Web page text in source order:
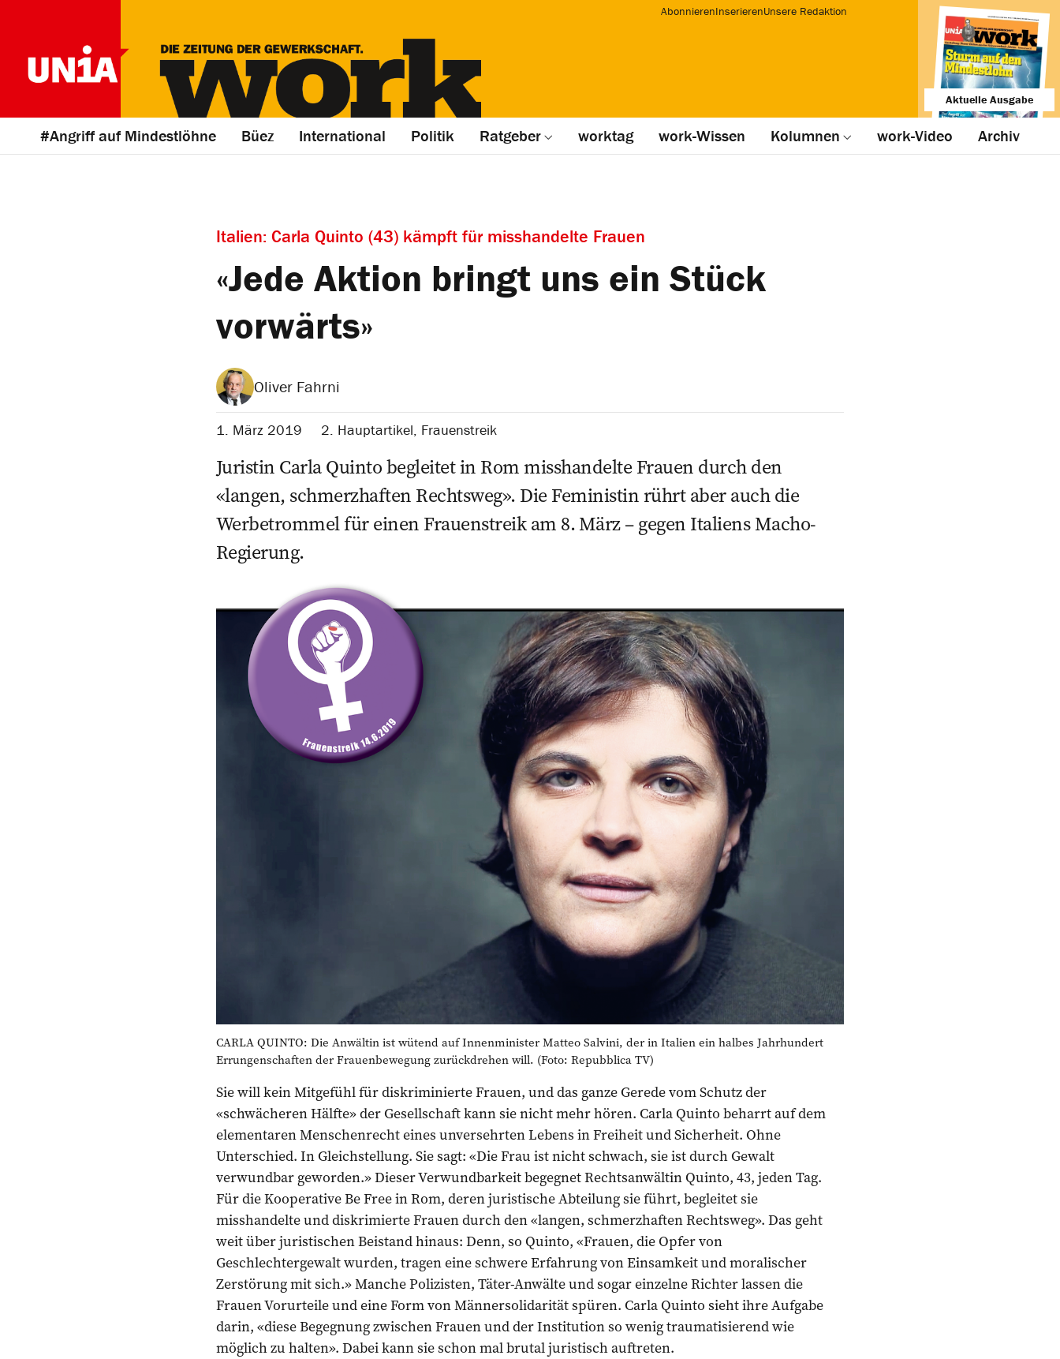
AbonnierenInserierenUnsere Redaktion
Aktuelle Ausgabe
#Angriff auf Mindestlöhne Büez International Politik Ratgeber worktag work-Wissen Kolumnen work-Video Archiv
Italien: Carla Quinto (43) kämpft für misshandelte Frauen
«Jede Aktion bringt uns ein Stück
vorwärts»
Oliver Fahrni
1. März 2019 2. Hauptartikel, Frauenstreik
Juristin Carla Quinto begleitet in Rom misshandelte Frauen durch den
«langen, schmerzhaften Rechtsweg». Die Feministin rührt aber auch die
Werbetrommel für einen Frauenstreik am 8. März – gegen Italiens Macho-
Regierung.
CARLA QUINTO: Die Anwältin ist wütend auf Innenminister Matteo Salvini, der in Italien ein halbes Jahrhundert
Errungenschaften der Frauenbewegung zurückdrehen will. (Foto: Repubblica TV)
Sie will kein Mitgefühl für diskriminierte Frauen, und das ganze Gerede vom Schutz der
«schwächeren Hälfte» der Gesellschaft kann sie nicht mehr hören. Carla Quinto beharrt auf dem
elementaren Menschenrecht eines unversehrten Lebens in Freiheit und Sicherheit. Ohne
Unterschied. In Gleichstellung. Sie sagt: «Die Frau ist nicht schwach, sie ist durch Gewalt
verwundbar geworden.» Dieser Verwundbarkeit begegnet Rechtsanwältin Quinto, 43, jeden Tag.
Für die Kooperative Be Free in Rom, deren juristische Abteilung sie führt, begleitet sie
misshandelte und diskrimierte Frauen durch den «langen, schmerzhaften Rechtsweg». Das geht
weit über juristischen Beistand hinaus: Denn, so Quinto, «Frauen, die Opfer von
Geschlechtergewalt wurden, tragen eine schwere Erfahrung von Einsamkeit und moralischer
Zerstörung mit sich.» Manche Polizisten, Täter-Anwälte und sogar einzelne Richter lassen die
Frauen Vorurteile und eine Form von Männersolidarität spüren. Carla Quinto sieht ihre Aufgabe
darin, «diese Begegnung zwischen Frauen und der Institution so wenig traumatisierend wie
möglich zu halten». Dabei kann sie schon mal brutal juristisch auftreten.